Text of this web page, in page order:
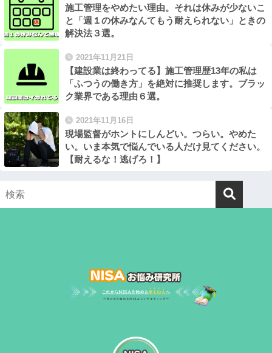
施工管理をやめたい理由。それは休みが少ないこ
と「週１の休みなんてもう耐えられない」ときの
解決法３選。
2021年11月21日
【建設業は終わってる】施工管理歴13年の私は
「ふつうの働き方」を絶対に推奨します。ブラッ
ク業界である理由６選。
2021年11月16日
現場監督がホントにしんどい。つらい。やめた
い。いま本気で悩んでいる人だけ見てください。
【耐えるな！逃げろ！】